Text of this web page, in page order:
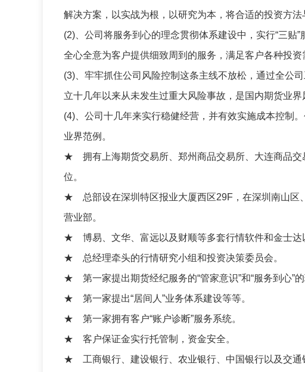
解决方案，以实战为根，以研究为本，将合适的投资方
(2)、公司将服务到心的理念贯彻体系建设中，实行“三
全心全意为客户提供细致周到的服务，满足客户各种投资
(3)、牢牢抓住公司风险控制这条主线不放松，通过全公
立十几年以来从未发生过重大风险事故，是国内期货业界
(4)、公司十几年来实行稳健经营，并有效实施成本控制
业界范例。
★ 拥有上海期货交易所、郑州商品交易所、大连商品交
位。
★ 总部设在深圳特区报业大厦西区29F，在深圳南山区
营业部。
★ 博易、文华、富远以及财顺等多套行情软件和金士达
★ 总经理牵头的行情研究小组和投资决策委员会。
★ 第一家提出期货经纪服务的“管家意识”和“服务到心”的
★ 第一家提出“居间人”业务体系建设等等。
★ 第一家拥有客户“账户诊断”服务系统。
★ 客户保证金实行托管制，资金安全。
★ 工商银行、建设银行、农业银行、中国银行以及交通